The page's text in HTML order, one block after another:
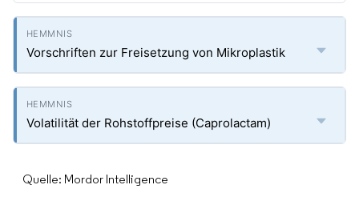
Vorschriften zur Freisetzung von Mikroplastik
Volatilität der Rohstoffpreise (Caprolactam)
Quelle: Mordor Intelligence